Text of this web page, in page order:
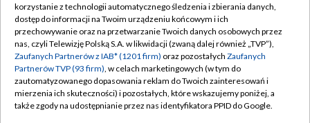
TVP
Abonament TVP
Emisja w TVP
Centrum informacji TVP
Naziemna Telewizja Cyfrowa
Regulamin TVP
Polityka prywatności
Moje zgody
Pomoc
korzystanie z technologii automatycznego śledzenia i zbierania danych,
dostęp do informacji na Twoim urządzeniu końcowym i ich
przechowywanie oraz na przetwarzanie Twoich danych osobowych przez
nas, czyli Telewizję Polską S.A. w likwidacji (zwaną dalej również „TVP”),
Zaufanych Partnerów z IAB* (1201 firm) oraz pozostałych Zaufanych
Partnerów TVP (93 firm), w celach marketingowych (w tym do
zautomatyzowanego dopasowania reklam do Twoich zainteresowań i
mierzenia ich skuteczności) i pozostałych, które wskazujemy poniżej, a
także zgody na udostępnianie przez nas identyfikatora PPID do Google.